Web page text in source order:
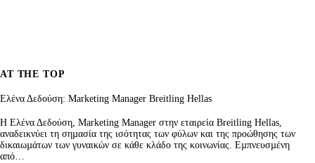
AT THE TOP
Ελένα Δεδούση: Marketing Manager Breitling Hellas
H Ελένα Δεδούση, Marketing Manager στην εταιρεία Breitling Hellas,
αναδεικνύει τη σηµασία της ισότητας των φύλων και της προώθησης των
δικαιωµάτων των γυναικών σε κάθε κλάδο της κοινωνίας. Εµπνευσµένη
από…